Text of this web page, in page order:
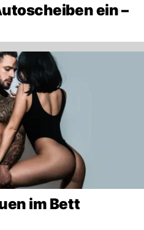
ein –
im Bett